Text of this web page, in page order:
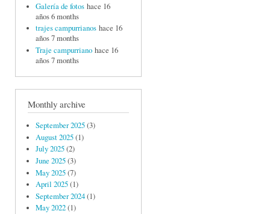
Galería de fotos hace 16
años 6 months
trajes campurrianos hace 16
años 7 months
Traje campurriano hace 16
años 7 months
Monthly archive
September 2025(3)
August 2025(1)
July 2025(2)
June 2025(3)
May 2025(7)
April 2025(1)
September 2024(1)
May 2022(1)